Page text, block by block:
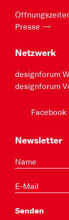
Presse
Netzwerk
designforum
designforum
Facebook
Newsletter